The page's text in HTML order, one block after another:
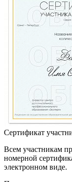
Сертификат
Всем участникам
номерной
электронном виде.